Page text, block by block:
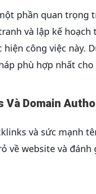
phần quan trọng
và lập kế hoạch
công việc này.
phù hợp nhất
Và Domain
và sức mạnh
về website và